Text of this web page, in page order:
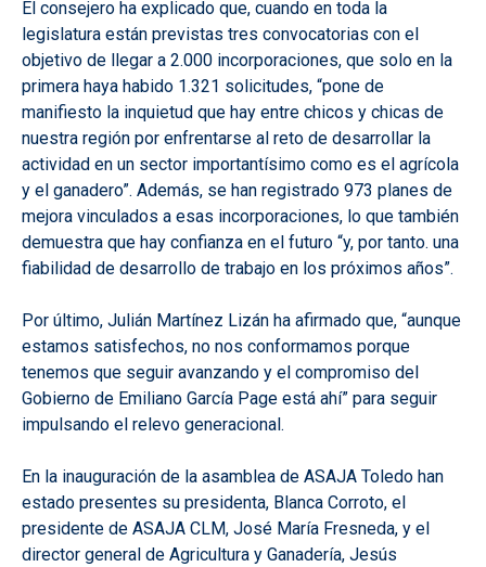
El consejero ha explicado que, cuando en toda la
legislatura están previstas tres convocatorias con el
objetivo de llegar a 2.000 incorporaciones, que solo en la
primera haya habido 1.321 solicitudes, “pone de
manifiesto la inquietud que hay entre chicos y chicas de
nuestra región por enfrentarse al reto de desarrollar la
actividad en un sector importantísimo como es el agrícola
y el ganadero”. Además, se han registrado 973 planes de
mejora vinculados a esas incorporaciones, lo que también
demuestra que hay confianza en el futuro “y, por tanto. una
fiabilidad de desarrollo de trabajo en los próximos años”.
Por último, Julián Martínez Lizán ha afirmado que, “aunque
estamos satisfechos, no nos conformamos porque
tenemos que seguir avanzando y el compromiso del
Gobierno de Emiliano García Page está ahí” para seguir
impulsando el relevo generacional.
En la inauguración de la asamblea de ASAJA Toledo han
estado presentes su presidenta, Blanca Corroto, el
presidente de ASAJA CLM, José María Fresneda, y el
director general de Agricultura y Ganadería, Jesús